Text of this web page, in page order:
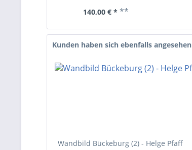
140,00 € * **
Kunden haben sich ebenfalls angesehen
Wandbild Bückeburg (2) - Helge Pfaff